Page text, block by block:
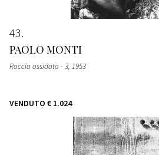
43
PAOLO MONTI
Roccia ossidata - 3, 1953
VENDUTO € 1.024